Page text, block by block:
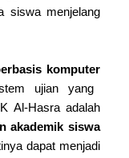
siswa menjelang
komputer
ujian yang
Al-Hasra adalah
akademik siswa
dapat menjadi